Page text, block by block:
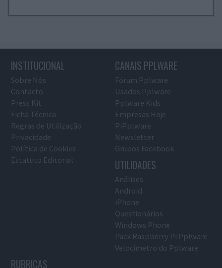
INSTITUCIONAL
Sobre Nós
Contacto
Press Kit
Ficha Técnica
Regras de Utilização
Privacidade
Política de Cookies
Estatuto Editorial
CANAIS PPLWARE
Fórum Pplware
Usados Pplware
Pplware Kids
Empresas Hoje
PiPplware
Newsletter
Grupos Facebook
UTILIDADES
Análises
Android
iPhone
Questionários
Windows Phone
Pack Raspberry Pi Pplware
Velocímetro do Pplware
RUBRICAS